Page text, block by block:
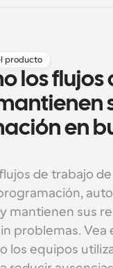
producto
los flujos
en
de trabajo
mantienen sus
problemas. Vea
los equipos